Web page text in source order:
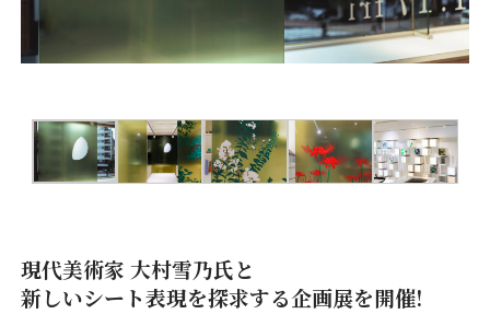
現代美術家 大村雪乃氏と
新しいシート表現を探求する企画展を開催!